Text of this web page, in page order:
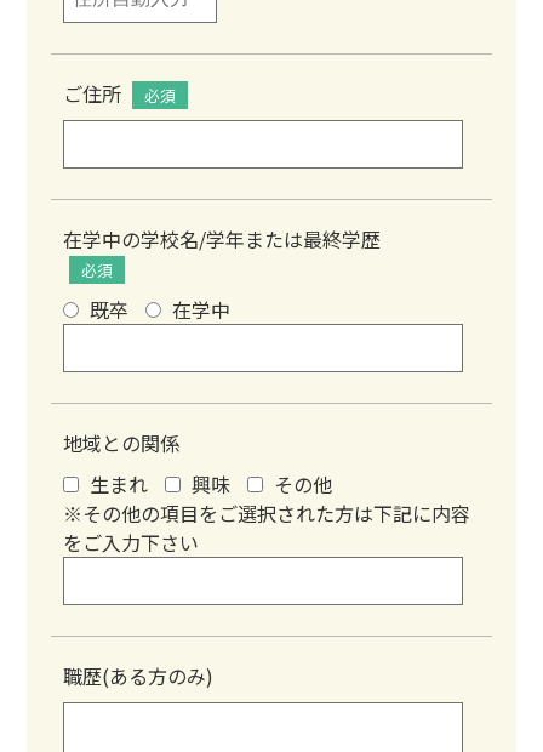
ご住所 必須
在学中の学校名/学年または最終学歴
必須
既卒 在学中
地域との関係
生まれ
興味
その他
※その他の項目をご選択された方は下記に内容
をご入力下さい
職歴(ある方のみ)